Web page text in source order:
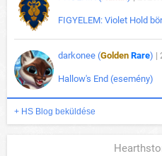
FIGYELEM: Violet Hold
darkonee (Golden Rare) |
Hallow's End (esemény)
+ HS Blog beküldése